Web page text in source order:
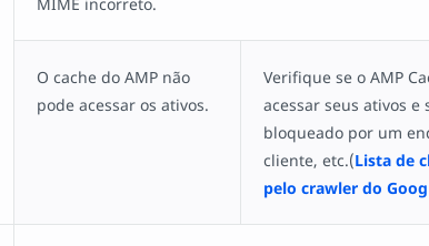
O cache do AMP não
pode acessar os ativos.
Verifique se o AMP
acessar seus ativos e
bloqueado por um
cliente, etc.(Lista de
pelo crawler do